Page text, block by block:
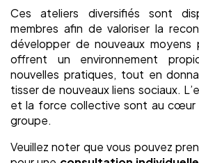
Ces ateliers diversifiés sont
membres afin de valoriser la
développer de nouveaux moyens
offrent un environnement
nouvelles pratiques, tout en
tisser de nouveaux liens sociaux.
et la force collective sont au cœur
groupe.
Veuillez noter que vous pouvez